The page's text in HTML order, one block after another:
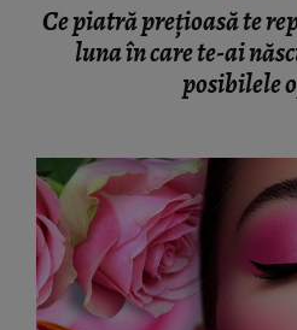
Ce piatră prețioasă te
luna în care te-ai
posibilele